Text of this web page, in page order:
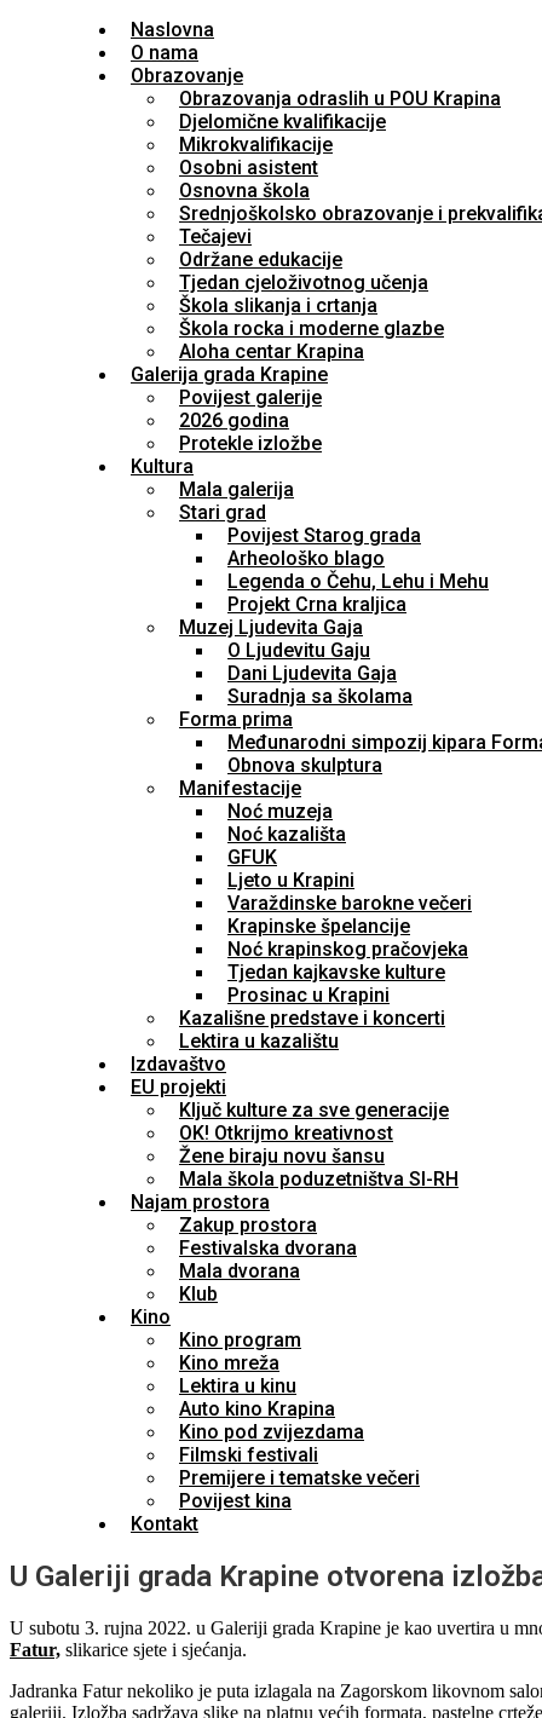
Naslovna
O nama
Obrazovanje
Obrazovanja odraslih u POU Krapina
Djelomične kvalifikacije
Mikrokvalifikacije
Osobni asistent
Osnovna škola
Srednjoškolsko obrazovanje i
Tečajevi
Održane edukacije
Tjedan cjeloživotnog učenja
Škola slikanja i crtanja
Škola rocka i moderne glazbe
Aloha centar Krapina
Galerija grada Krapine
Povijest galerije
2026 godina
Protekle izložbe
Kultura
Mala galerija
Stari grad
Povijest Starog grada
Arheološko blago
Legenda o Čehu, Lehu i Mehu
Projekt Crna kraljica
Muzej Ljudevita Gaja
O Ljudevitu Gaju
Dani Ljudevita Gaja
Suradnja sa školama
Forma prima
Međunarodni simpozij kipara
Obnova skulptura
Manifestacije
Noć muzeja
Noć kazališta
GFUK
Ljeto u Krapini
Varaždinske barokne večeri
Krapinske špelancije
Noć krapinskog pračovjeka
Tjedan kajkavske kulture
Prosinac u Krapini
Kazališne predstave i koncerti
Lektira u kazalištu
Izdavaštvo
EU projekti
Ključ kulture za sve generacije
OK! Otkrijmo kreativnost
Žene biraju novu šansu
Mala škola poduzetništva SI-RH
Najam prostora
Zakup prostora
Festivalska dvorana
Mala dvorana
Klub
Kino
Kino program
Kino mreža
Lektira u kinu
Auto kino Krapina
Kino pod zvijezdama
Filmski festivali
Premijere i tematske večeri
Povijest kina
Kontakt
U Galeriji grada Krapine otvorena
U subotu 3. rujna 2022. u Galeriji grada Krapine je kao uvertira u
Fatur, slikarice sjete i sjećanja.
Jadranka Fatur nekoliko je puta izlagala na Zagorskom likovnom
galeriji. Izložba sadržava slike na platnu većih formata, pastelne